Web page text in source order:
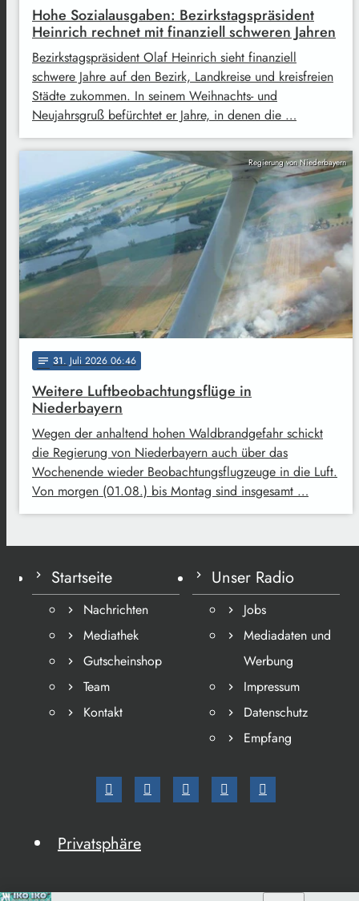
Hohe Sozialausgaben: Bezirkstagspräsident
Heinrich rechnet mit finanziell schweren Jahren
Bezirkstagspräsident Olaf Heinrich sieht finanziell
schwere Jahre auf den Bezirk, Landkreise und kreisfreien
Städte zukommen. In seinem Weihnachts- und
Neujahrsgruß befürchtet er Jahre, in denen die …
Regierung von Niederbayern
notes 31. Juli 2026 06:46
Weitere Luftbeobachtungsflüge in
Niederbayern
Wegen der anhaltend hohen Waldbrandgefahr schickt
die Regierung von Niederbayern auch über das
Wochenende wieder Beobachtungsflugzeuge in die Luft.
Von morgen (01.08.) bis Montag sind insgesamt …
Startseite
Nachrichten
Mediathek
Gutscheinshop
Team
Kontakt
Unser Radio
Jobs
Mediadaten und
Werbung
Impressum
Datenschutz
Empfang
Privatsphäre